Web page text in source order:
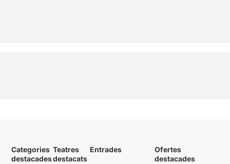
Categories
destacades
Teatres
destacats
Entrades
Ofertes
destacades